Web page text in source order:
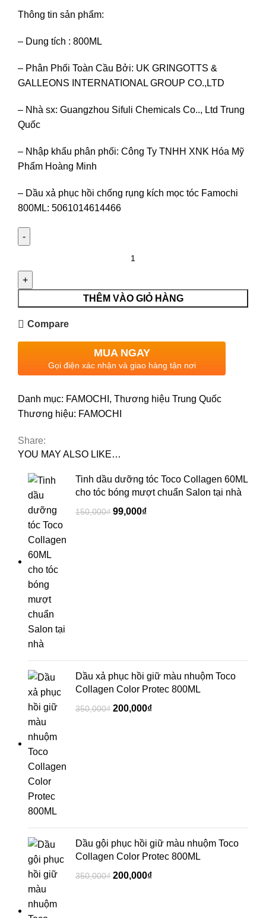
Thông tin sản phẩm:
– Dung tích : 800ML
– Phân Phối Toàn Cầu Bởi: UK GRINGOTTS &
GALLEONS INTERNATIONAL GROUP CO.,LTD
– Nhà sx: Guangzhou Sifuli Chemicals Co.., Ltd Trung
Quốc
– Nhập khẩu phân phối: Công Ty TNHH XNK Hóa Mỹ
Phẩm Hoàng Minh
– Dầu xả phục hồi chống rụng kích mọc tóc Famochi
800ML: 5061014614466
THÊM VÀO GIỎ HÀNG
Compare
MUA NGAY
Gọi điện xác nhận và giao hàng tận nơi
Danh mục: FAMOCHI , Thương hiệu Trung Quốc
Thương hiệu: FAMOCHI
Share:
YOU MAY ALSO LIKE…
Tinh dầu dưỡng tóc Toco Collagen 60ML
cho tóc bóng mượt chuẩn Salon tại nhà
150,000₫ 99,000₫
Dầu xả phục hồi giữ màu nhuộm Toco
Collagen Color Protec 800ML
350,000₫ 200,000₫
Dầu gội phục hồi giữ màu nhuộm Toco
Collagen Color Protec 800ML
350,000₫ 200,000₫